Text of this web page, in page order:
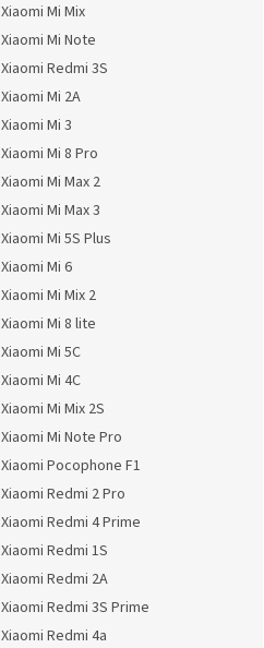
Xiaomi Mi Mix
Xiaomi Mi Note
Xiaomi Redmi 3S
Xiaomi Mi 2A
Xiaomi Mi 3
Xiaomi Mi 8 Pro
Xiaomi Mi Max 2
Xiaomi Mi Max 3
Xiaomi Mi 5S Plus
Xiaomi Mi 6
Xiaomi Mi Mix 2
Xiaomi Mi 8 lite
Xiaomi Mi 5C
Xiaomi Mi 4C
Xiaomi Mi Mix 2S
Xiaomi Mi Note Pro
Xiaomi Pocophone F1
Xiaomi Redmi 2 Pro
Xiaomi Redmi 4 Prime
Xiaomi Redmi 1S
Xiaomi Redmi 2A
Xiaomi Redmi 3S Prime
Xiaomi Redmi 4a